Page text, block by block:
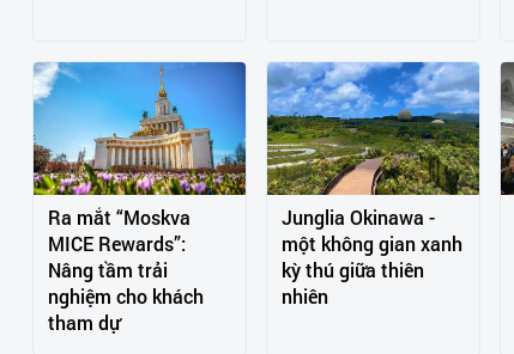
Ra mắt “Moskva
MICE Rewards”:
Nâng tầm trải
nghiệm cho khách
tham dự
Junglia Okinawa -
một không gian xanh
kỳ thú giữa thiên
nhiên